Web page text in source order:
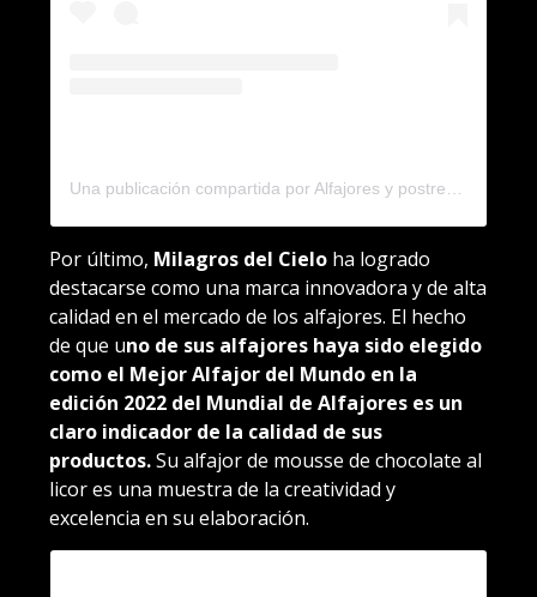
Una publicación compartida por Alfajores y postres Balcarce (@postresbalcarce)
Por último, Milagros del Cielo ha logrado
destacarse como una marca innovadora y de alta
calidad en el mercado de los alfajores. El hecho
de que uno de sus alfajores haya sido elegido
como el Mejor Alfajor del Mundo en la
edición 2022 del Mundial de Alfajores es un
claro indicador de la calidad de sus
productos.Su alfajor de mousse de chocolate al
licor es una muestra de la creatividad y
excelencia en su elaboración.